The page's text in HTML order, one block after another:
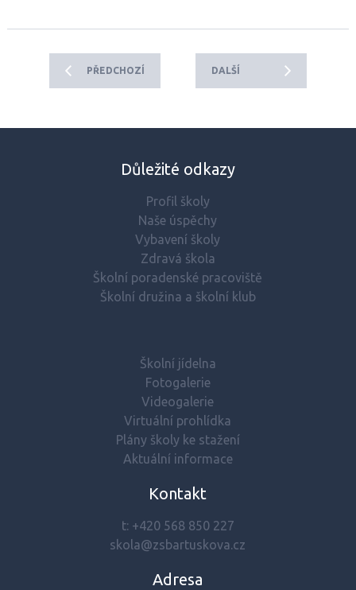
PŘEDCHOZÍ DALŠÍ
Důležité odkazy
Profil školy
Naše úspěchy
Vybavení školy
Zdravá škola
Školní poradenské pracoviště
Školní družina a školní klub
Školní jídelna
Fotogalerie
Videogalerie
Virtuální prohlídka
Plány školy ke stažení
Aktuální informace
Kontakt
t: +420 568 850 227
skola@zsbartuskova.cz
Adresa